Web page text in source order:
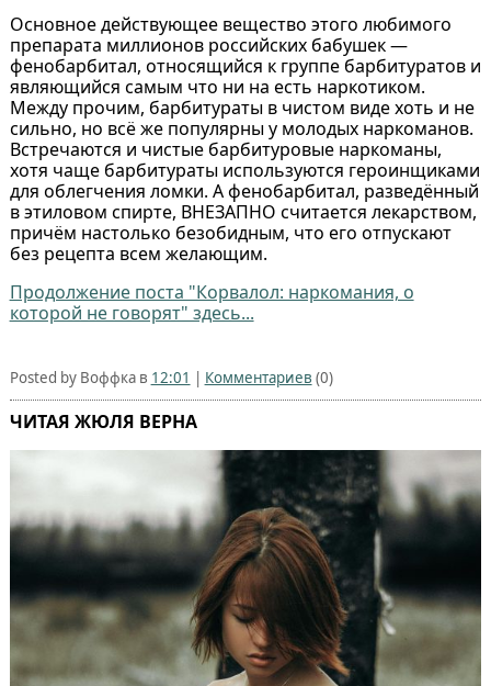
Основное действующее вещество этого любимого
препарата миллионов российских бабушек —
фенобарбитал, относящийся к группе барбитуратов и
являющийся самым что ни на есть наркотиком.
Между прочим, барбитураты в чистом виде хоть и не
сильно, но всё же популярны у молодых наркоманов.
Встречаются и чистые барбитуровые наркоманы,
хотя чаще барбитураты используются героинщиками
для облегчения ломки. А фенобарбитал, разведённый
в этиловом спирте, ВНЕЗАПНО считается лекарством,
причём настолько безобидным, что его отпускают
без рецепта всем желающим.
Продолжение поста "Корвалол: наркомания, о
которой не говорят" здесь...
Posted by Воффка в 12:01 | Комментариев (0)
ЧИТАЯ ЖЮЛЯ ВЕРНА